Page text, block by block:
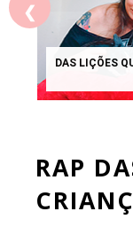
DAS LIÇÕES
❮
RAP